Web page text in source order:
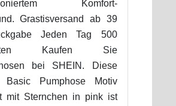
Komfort-
Grastisversand ab 39
Jeden Tag 500
Kaufen Sie
bei SHEIN. Diese
Basic Pumphose Motiv
mit Sternchen in pink ist